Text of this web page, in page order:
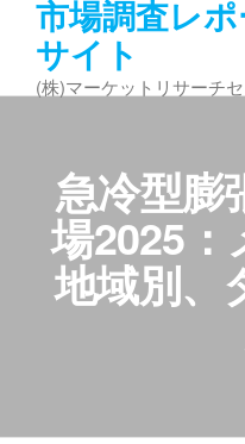
ン
市場調査レ
サイト
(株)マーケットリサーチ
急冷型膨
場2025：
地域別、